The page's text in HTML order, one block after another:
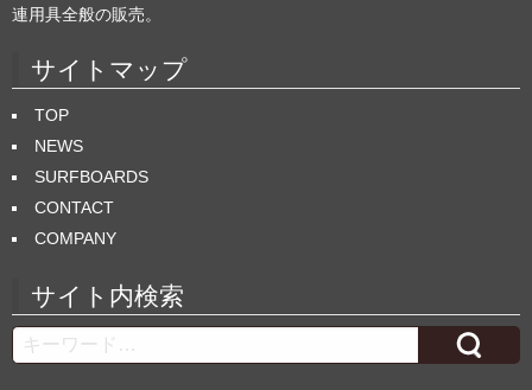
連用具全般の販売。
サイトマップ
TOP
NEWS
SURFBOARDS
CONTACT
COMPANY
サイト内検索
Search